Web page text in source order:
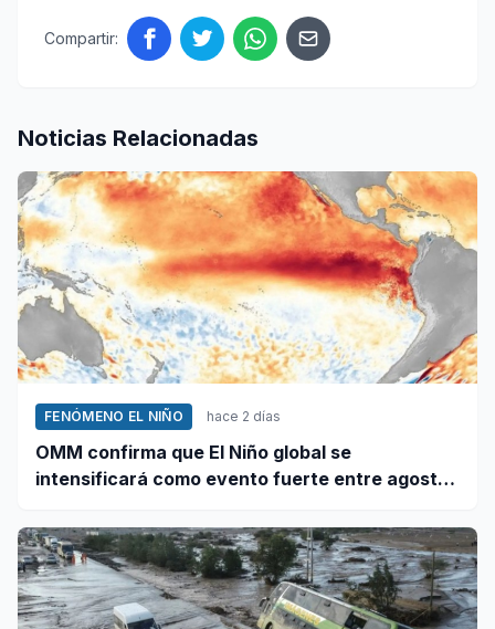
Compartir:
Noticias Relacionadas
FENÓMENO EL NIÑO hace 2 días
OMM confirma que El Niño global se
intensificará como evento fuerte entre agosto